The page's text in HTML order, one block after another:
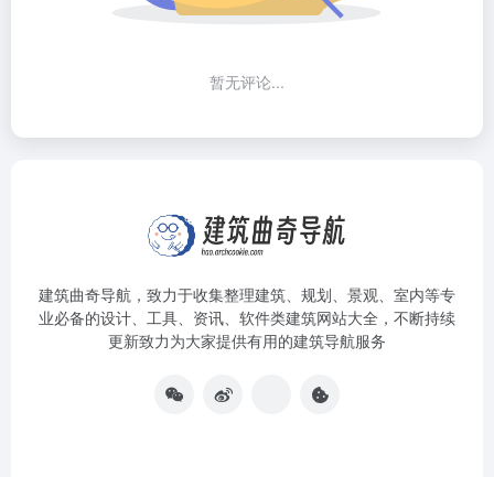
暂无评论...
建筑曲奇导航 ，致力于收集整理建筑、规划、景观、室内等专
业必备的设计、工具、资讯、软件类建筑网站大全，不断持续
更新致力为大家提供有用的建筑导航服务